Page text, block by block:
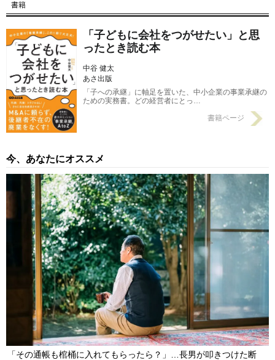
も…事業承継「株式の分散」を絶対阻止すべき、当然の理由【事
業承継のプロが助言】2024/04/08
【第1回】 オーナー社長、痛恨のミス…「長男と次男を入社さ
せ、後継者としての適性を見てみよう」で起こる大問題
2024/04/05
書籍
「子どもに会社をつがせたい」と思
ったとき読む本
中谷 健太
あさ出版
「子への承継」に軸足を置いた、中小企業の事業承継の
ための実務書。どの経営者にとっ…
書籍ページ
今、あなたにオススメ
「その通帳も棺桶に入れてもらったら？」…長男が叩きつけた断